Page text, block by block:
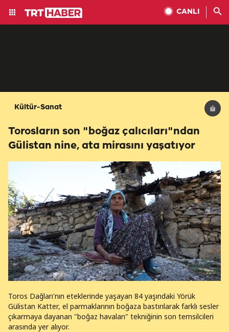
CANLI
Kültür-Sanat
Torosların son "boğaz çalıcıları"ndan
Gülistan nine, ata mirasını yaşatıyor
Toros Dağları'nın eteklerinde yaşayan 84 yaşındaki Yörük
Gülistan Katter, el parmaklarının boğaza bastırılarak farklı sesler
çıkarmaya dayanan "boğaz havaları" tekniğinin son temsilcileri
arasında yer alıyor.